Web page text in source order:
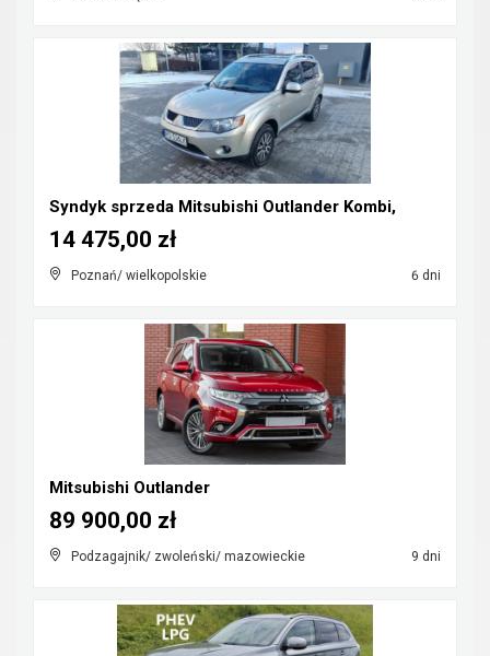
Syndyk sprzeda Mitsubishi Outlander Kombi,
Poznań/ wielkopolskie 6 dni
14 475,00 zł
Mitsubishi Outlander
Podzagajnik/ zwoleński/ mazowieckie 9 dni
89 900,00 zł